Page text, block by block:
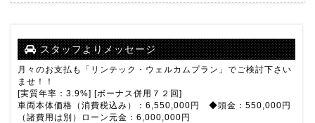
スタッフよりメッセージ
月々のお支払も「リンテック・ウェルカムプラン」でご検討下さい
ませ！！
[実質年率：3.9%] [ボーナス併用７２回]
車両本体価格（消費税込み）：6,550,000円 ◆頭金：550,000円
（諸費用は別）ローン元金：6,000,000円